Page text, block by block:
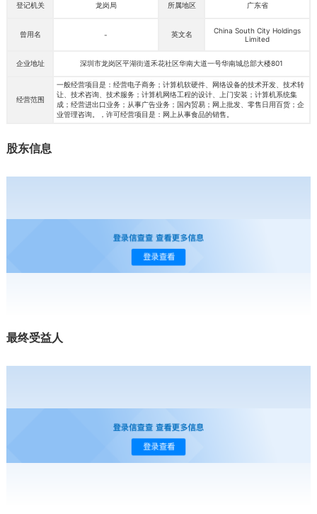
登记机关 龙岗局 所属地区 广东省
曾用名 - 英文名
China South City Holdings
Limited
企业地址 深圳市龙岗区平湖街道禾花社区华南大道一号华南城总部大楼801
经营范围
一般经营项目是：经营电子商务；计算机软硬件、网络设备的技术开发、技术转
让、技术咨询、技术服务；计算机网络工程的设计、上门安装；计算机系统集
成；经营进出口业务；从事广告业务；国内贸易；网上批发、零售日用百货；企
业管理咨询。，许可经营项目是：网上从事食品的销售。
股东信息
最终受益人